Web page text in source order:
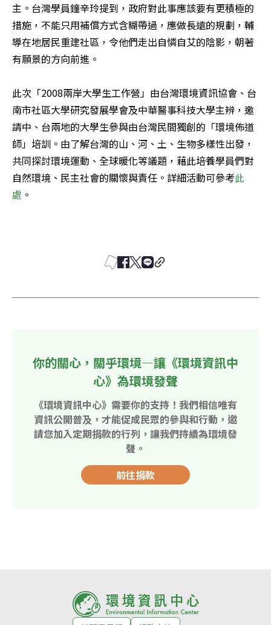
主。台灣學員鐘辛玲提到，政府對此事應該要有更積極的
措施，不能只用補償方式含糊帶過，應做長遠的規劃，輔
導在地居民重建社區，令他們走出自憐自艾的陰影，朝著
有願景的方向前進。
此次「2008兩岸大學生工作營」由台灣環境資訊協會、台
南市社區大學研究發展學會及中華醫事科技大學主辨，邀
請中、台兩地的大學生參與由台灣民間獨創的「環境佈道
師」培訓。由了解台灣的山、河、土、生物多樣性出發，
共同探討環境運動、全球暖化等議題，藉此培養學員們對
自然環境、民主社會的關懷與責任。詳細活動可參考此
處 。
你的關心，關乎環境—讓《環境資訊中
心》為環境發聲
《環境資訊中心》需要你的支持！我們相信唯有
資訊公開普及，才能促成民眾的參與和行動，邀
請您加入定期捐款的行列，讓我們持續為環境發
聲。
前往捐款